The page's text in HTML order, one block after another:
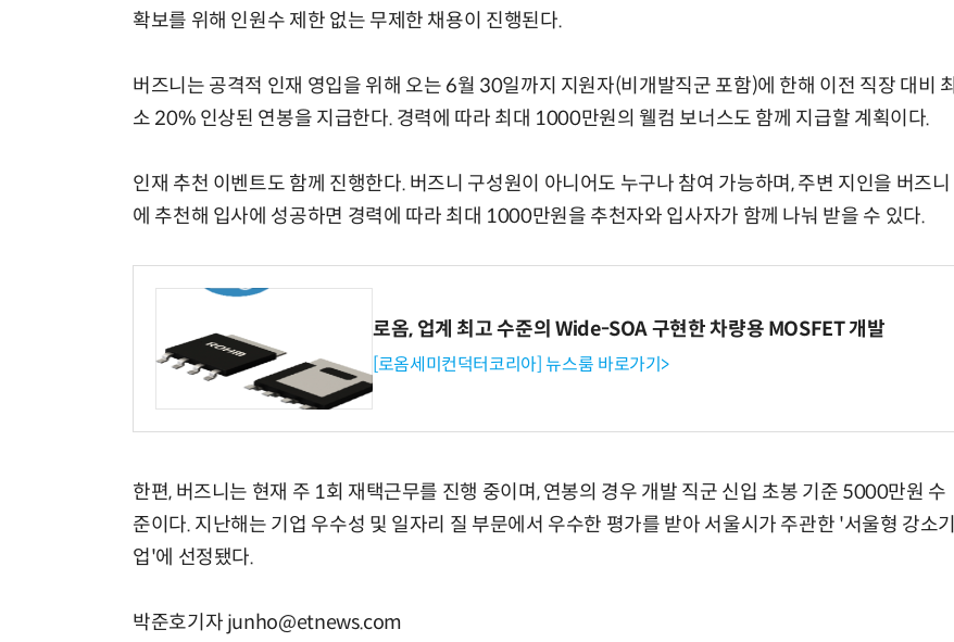
확보를 위해 인원수 제한 없는 무제한 채용이 진행된다.
버즈니는 공격적 인재 영입을 위해 오는 6월 30일까지 지원자(비개발직군 포함)에 한해 이전 직장 대비 최
소 20% 인상된 연봉을 지급한다. 경력에 따라 최대 1000만원의 웰컴 보너스도 함께 지급할 계획이다.
인재 추천 이벤트도 함께 진행한다. 버즈니 구성원이 아니어도 누구나 참여 가능하며, 주변 지인을 버즈니
에 추천해 입사에 성공하면 경력에 따라 최대 1000만원을 추천자와 입사자가 함께 나눠 받을 수 있다.
로옴, 업계 최고 수준의 Wide-SOA 구현한 차량용 MOSFET 개발
[로옴세미컨덕터코리아] 뉴스룸 바로가기>
한편, 버즈니는 현재 주 1회 재택근무를 진행 중이며, 연봉의 경우 개발 직군 신입 초봉 기준 5000만원 수
준이다. 지난해는 기업 우수성 및 일자리 질 부문에서 우수한 평가를 받아 서울시가 주관한 '서울형 강소기
업'에 선정됐다.
박준호기자 junho@etnews.com